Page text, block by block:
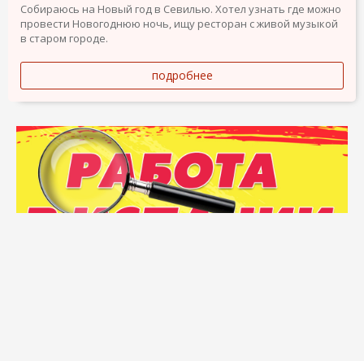
Собираюсь на Новый год в Севилью. Хотел узнать где можно
провести Новогоднюю ночь, ищу ресторан с живой музыкой
в старом городе.
подробнее